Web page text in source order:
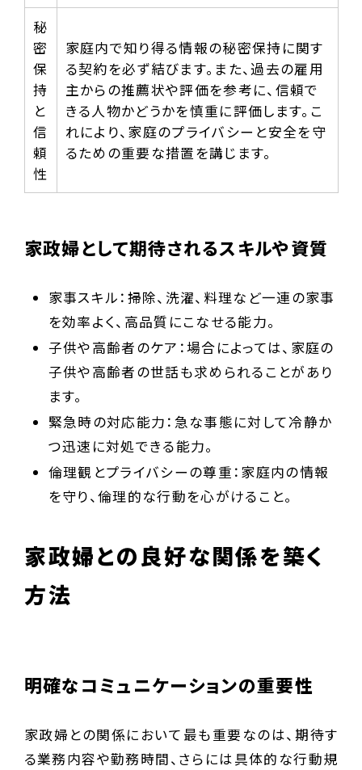
秘
密
保
持
と
信
頼
性
家庭内で知り得る情報の秘密保持に関す
る契約を必ず結びます。また、過去の雇用
主からの推薦状や評価を参考に、信頼で
きる人物かどうかを慎重に評価します。こ
れにより、家庭のプライバシーと安全を守
るための重要な措置を講じます。
家政婦として期待されるスキルや資質
家事スキル：掃除、洗濯、料理など一連の家事
を効率よく、高品質にこなせる能力。
子供や高齢者のケア：場合によっては、家庭の
子供や高齢者の世話も求められることがあり
ます。
緊急時の対応能力：急な事態に対して冷静か
つ迅速に対処できる能力。
倫理観とプライバシーの尊重：家庭内の情報
を守り、倫理的な行動を心がけること。
家政婦との良好な関係を築く
方法
明確なコミュニケーションの重要性
家政婦との関係において最も重要なのは、期待す
る業務内容や勤務時間、さらには具体的な行動規